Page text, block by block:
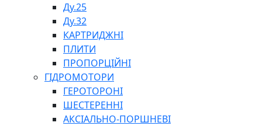
БОРЕКС, ЕО
Ду.25
Ду.32
КАРТРИДЖНІ
ПЛИТИ
ПРОПОРЦІЙНІ
ГІДРОМОТОРИ
ГЕРОТОРОНІ
ШЕСТЕРЕННІ
АКСІАЛЬНО-ПОРШНЕВІ